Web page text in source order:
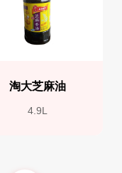
淘大芝麻油
4.9L